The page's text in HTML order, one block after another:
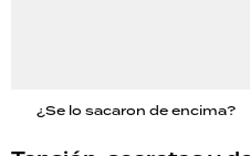
¿Se lo sacaron de encima?